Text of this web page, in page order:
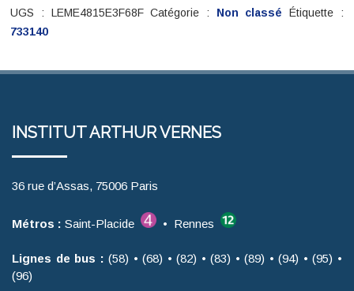
DOS
SANTOS
UGS : LEME4815E3F68F Catégorie : Non classé
Étiquette :
733140
INSTITUT ARTHUR VERNES
36 rue d’Assas, 75006 Paris
Métros : Saint-Placide • Rennes
Lignes de bus : (58) • (68) • (82) • (83) • (89) • (94) • (95) •
(96)